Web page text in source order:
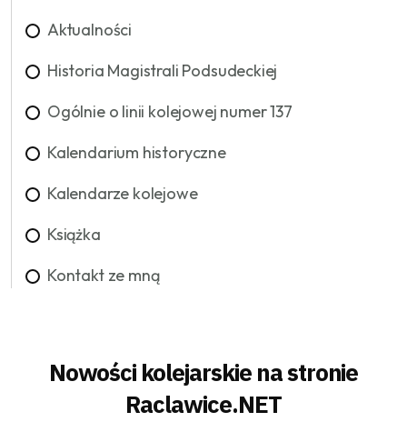
Aktualności
Historia Magistrali Podsudeckiej
Ogólnie o linii kolejowej numer 137
Kalendarium historyczne
Kalendarze kolejowe
Książka
Kontakt ze mną
Nowości kolejarskie na stronie
Raclawice.NET